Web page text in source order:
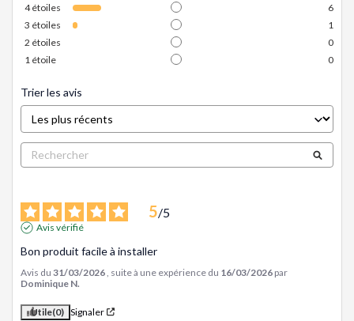
4étoiles
6
3 étoiles
1
2 étoiles
0
1 étoile 0
Trier les avis
5/5
Avis vérifié
Bon produit facile à installer
Avis du 31/03/2026 , suite à une expérience du 16/03/2026 par
Dominique N.
Utile(0) Signaler